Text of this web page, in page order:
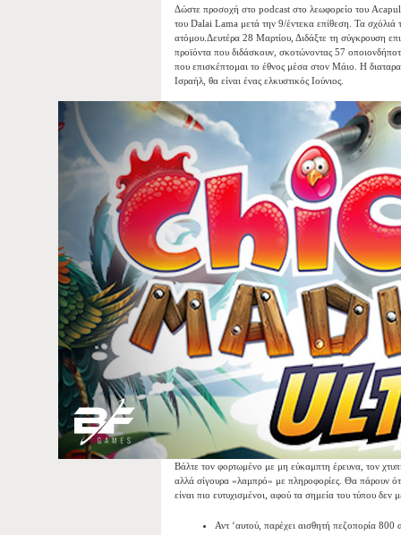
Δώστε προσοχή στο podcast στο λεωφορείο του
του Dalai Lama μετά την 9/έντεκα επίθεση. Τα σχόλιά
ατόμου.Δευτέρα 28 Μαρτίου, Διδάξτε τη σύγκρουση
προϊόντα που διδάσκουν, σκοτώνοντας 57
που επισκέπτομαι το έθνος μέσα στον Μάιο. Η
Ισραήλ, θα είναι ένας ελκυστικός Ιούνιος.
Βάλτε τον φορτωμένο με μη εύκαμπτη έρευνα, τον
αλλά σίγουρα «λαμπρό» με πληροφορίες. Θα πάρουν
είναι πιο ευτυχισμένοι, αφού τα σημεία του τύπου δεν
Αντ ‘αυτού, παρέχει αισθητή πεζοπορία